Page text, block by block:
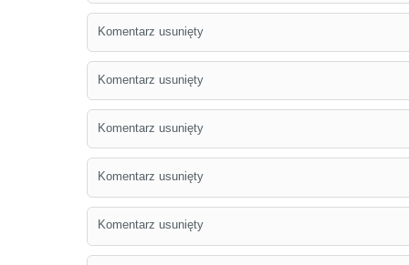
Komentarz usunięty
Komentarz usunięty
Komentarz usunięty
Komentarz usunięty
Komentarz usunięty